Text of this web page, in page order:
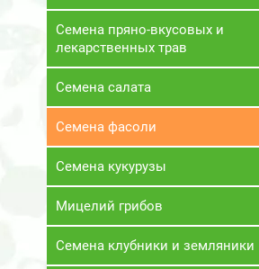
Семена пряно-вкусовых и
лекарственных трав
Семена салата
Семена фасоли
Семена кукурузы
Мицелий грибов
Семена клубники и земляники